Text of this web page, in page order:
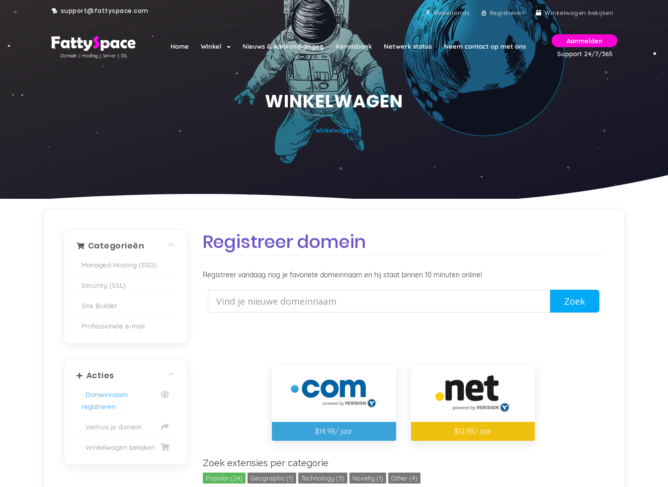
support@fattyspace.com Nederlands Registreren Winkelwagen bekijken
Home Winkel Nieuws & Aankondigingen Kennisbank Netwerk status Neem contact op met ons
Aanmelden
Support 24/7/365
WINKELWAGEN
Winkelwagen
Categorieën
Managed Hosting (SSD)
Security (SSL)
Site Builder
Professionele e-mail
Acties
Domeinnaam
registreren
Verhuis je domein
Winkelwagen bekijken
Registreer domein
Registreer vandaag nog je favoriete domeinnaam en hij staat binnen 10 minuten online!
Zoek
$14.98/ jaar $12.98/ jaar
Zoek extensies per categorie
Popular (24) Geographic (1) Technology (3) Novelty (1) Other (4)